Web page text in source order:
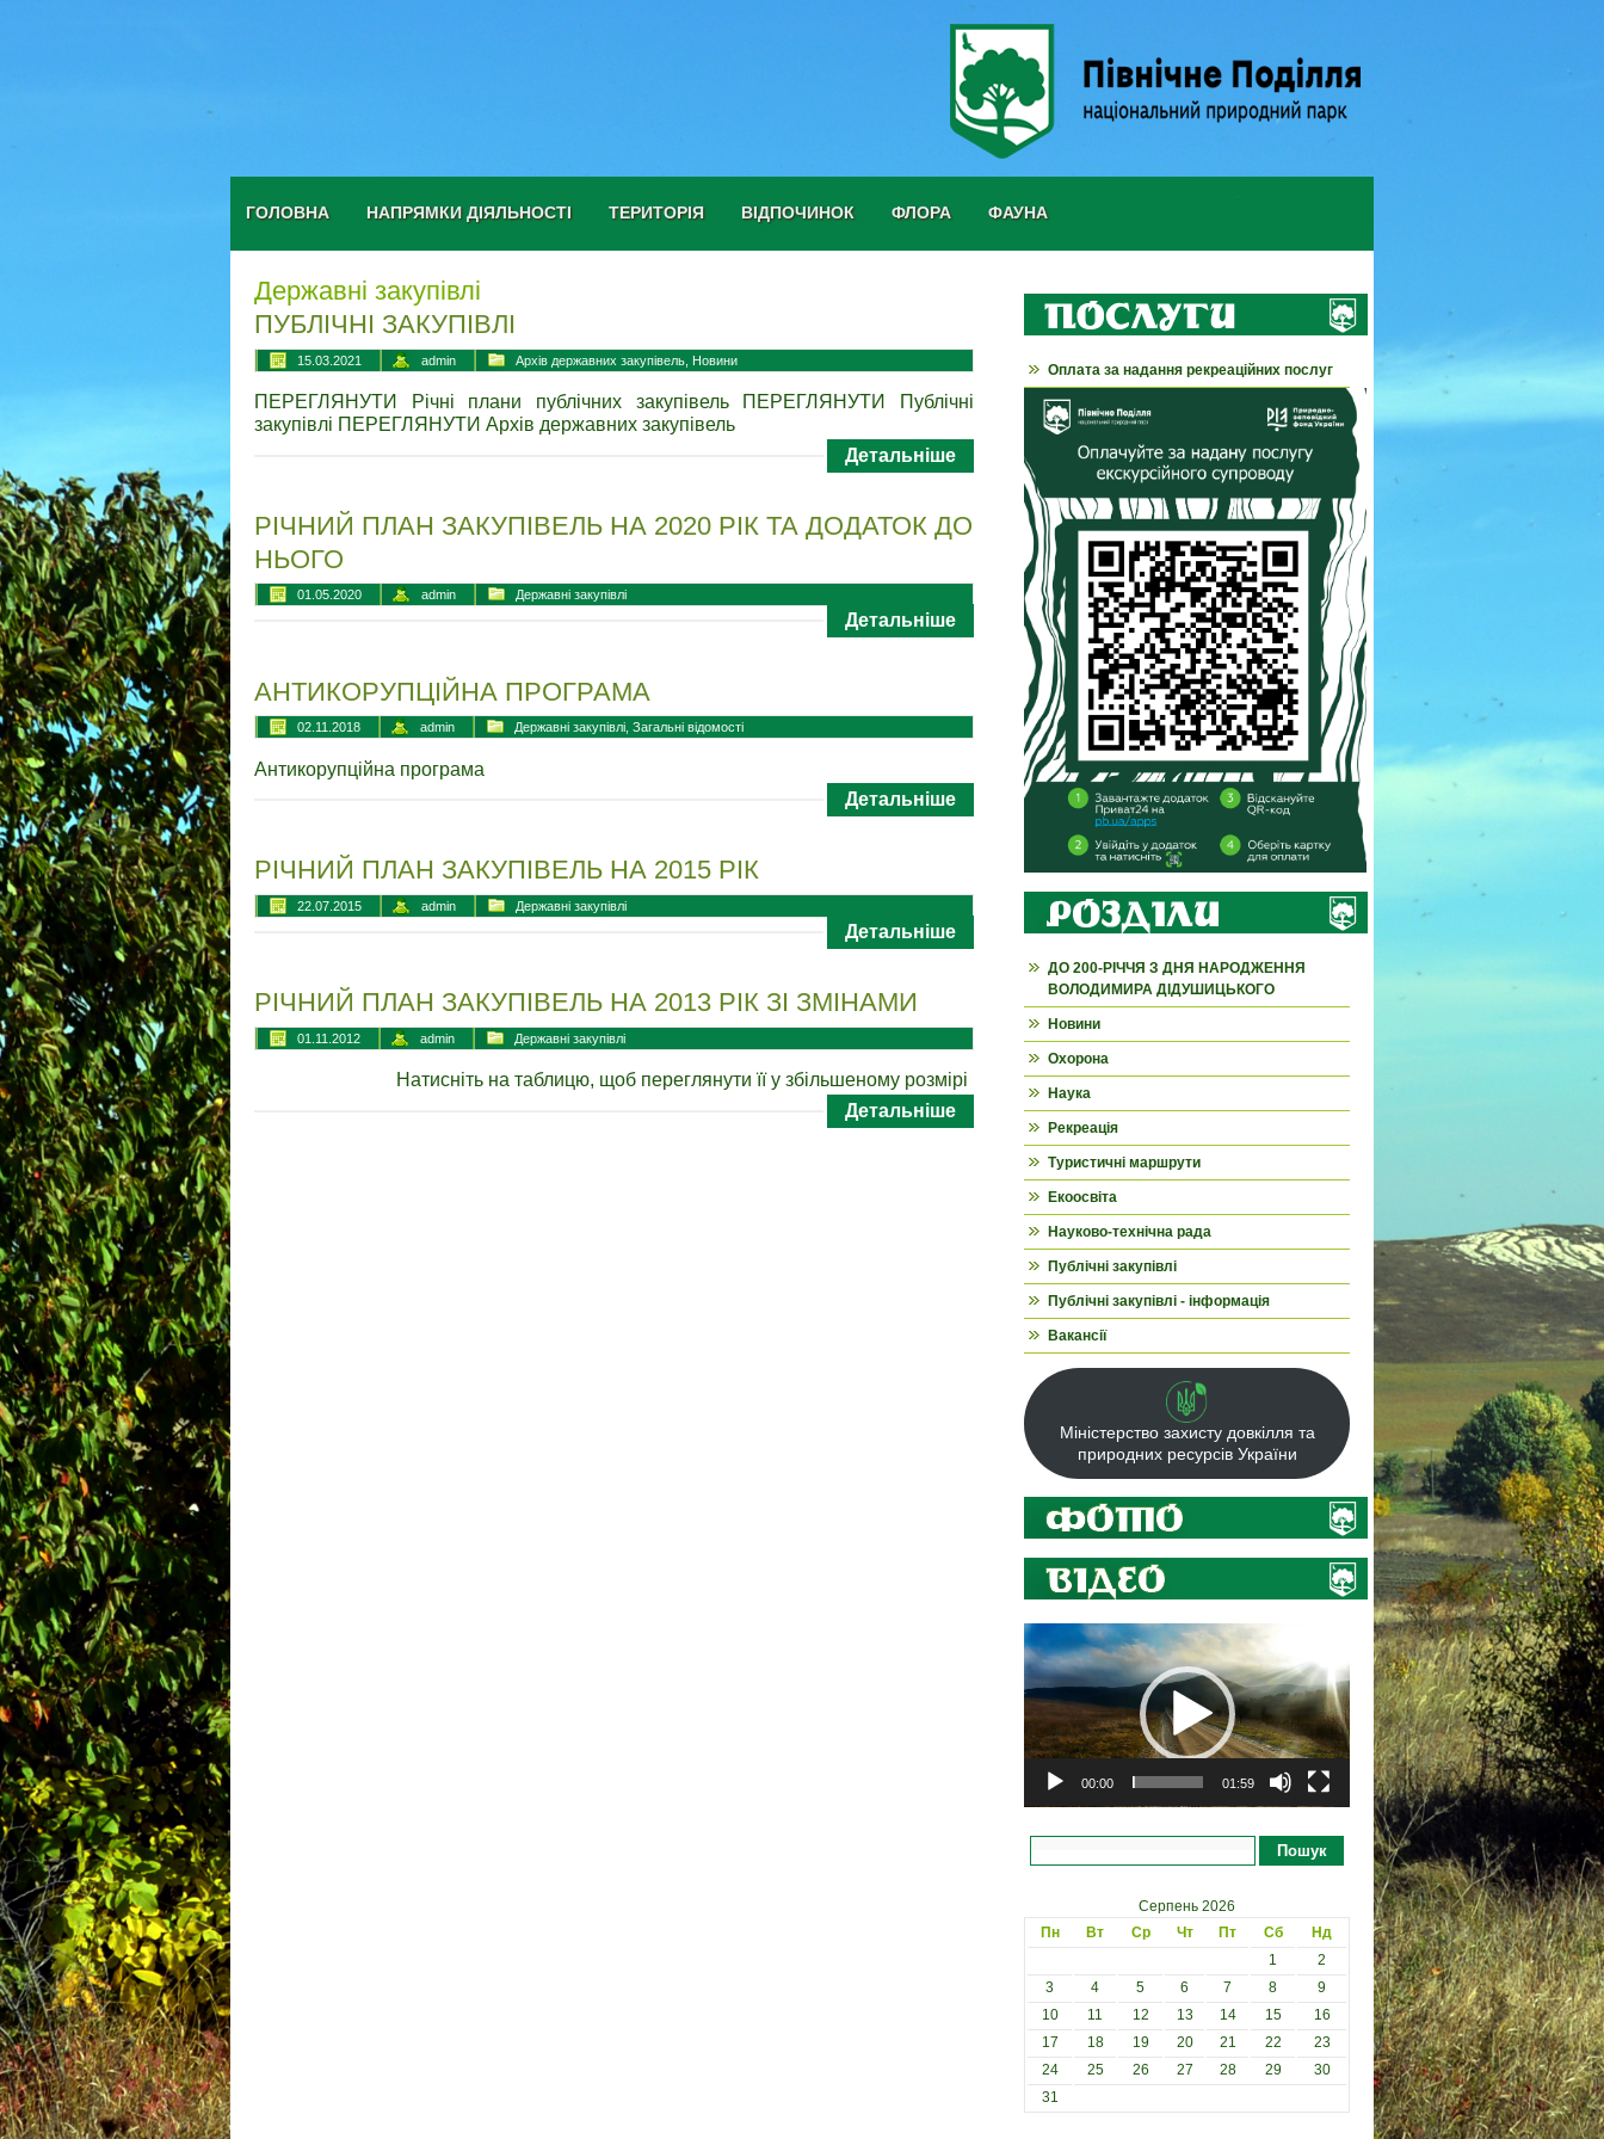
ГОЛОВНА НАПРЯМКИ ДІЯЛЬНОСТІ ТЕРИТОРІЯ ВІДПОЧИНОК ФЛОРА ФАУНА
Державні закупівлі
ПУБЛІЧНІ ЗАКУПІВЛІ
15.03.2021 admin Архів державних закупівель Новини
ПЕРЕГЛЯНУТИ Річні плани публічних закупівель ПЕРЕГЛЯНУТИ Публічні
закупівлі ПЕРЕГЛЯНУТИ Архів державних закупівель
Детальніше
РІЧНИЙ ПЛАН ЗАКУПІВЕЛЬ НА 2020 РІК ТА ДОДАТОК ДО
НЬОГО
01.05.2020 admin Державні закупівлі
Детальніше
АНТИКОРУПЦІЙНА ПРОГРАМА
02.11.2018 admin Державні закупівлі Загальні відомості
Антикорупційна програма
Детальніше
РІЧНИЙ ПЛАН ЗАКУПІВЕЛЬ НА 2015 РІК
22.07.2015 admin Державні закупівлі
Детальніше
РІЧНИЙ ПЛАН ЗАКУПІВЕЛЬ НА 2013 РІК ЗІ ЗМІНАМИ
01.11.2012 admin Державні закупівлі
Натисніть на таблицю, щоб переглянути її у збільшеному розмірі
Детальніше
Оплата за надання рекреаційних послуг
ДО 200-РІЧЧЯ З ДНЯ НАРОДЖЕННЯ
ВОЛОДИМИРА ДІДУШИЦЬКОГО
Новини
Охорона
Наука
Рекреація
Туристичні маршрути
Екоосвіта
Науково-технічна рада
Публічні закупівлі
Публічні закупівлі - інформація
Вакансії
Міністерство захисту довкілля та
природних ресурсів України
Відеопрогравач
00:00 01:59
Пошук
Серпень 2026
Пн
Вт Ср Чт Пт Сб
Нд
1
2
3
4 5 6 7 8
9
10
11 12 13 14 15
16
17
18 19 20 21 22
23
24
25 26 27 28 29
30
31